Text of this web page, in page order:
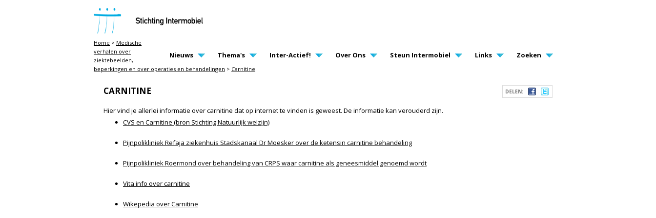
STICHTING INTERMOBIEL
MAIN PAGE NAVIGATION
Nieuws Thema's Inter-Actief! Over Ons Steun Intermobiel Links Zoeken
Home > Medische
verhalen over
ziektebeelden,
beperkingen en over operaties en behandelingen > Carnitine
DELEN:
CARNITINE
Hier vind je allerlei informatie over carnitine dat op internet te vinden is geweest. De informatie kan verouderd zijn.
CVS en Carnitine (bron Stichting Natuurlijk welzijn)
Pijnpolikliniek Refaja ziekenhuis Stadskanaal Dr Moesker over de ketensin carnitine behandeling
Pijnpolikliniek Roermond over behandeling van CRPS waar carnitine als geneesmiddel genoemd wordt
Vita info over carnitine
Wikepedia over Carnitine